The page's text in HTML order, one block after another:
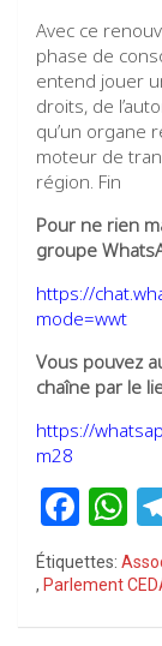
Avec ce
phase de
entend jouer
droits, de
qu’un organe
moteur de
région. Fin
Pour ne rien
groupe
https://
mode=wwt
Vous pouvez
chaîne par le
https://
m28
F
a
ce
b
W
h
at
s
Étiquettes:
, Parlement